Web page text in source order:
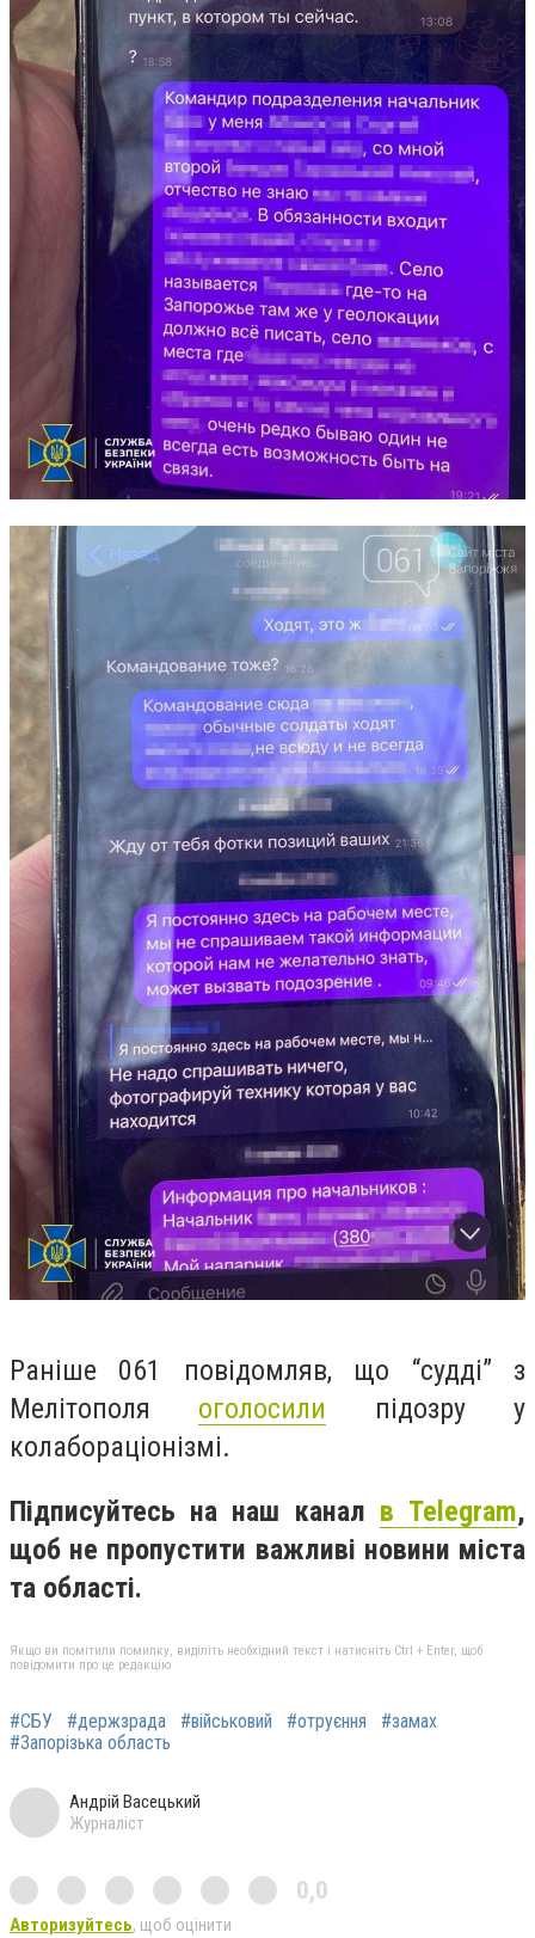
Раніше 061 повідомляв, що “судді” з
Мелітополя оголосили підозру у
колабораціонізмі.
Підписуйтесь на наш канал в Telegram,
щоб не пропустити важливі новини міста
та області.
Якщо ви помітили помилку, виділіть необхідний текст і натисніть Ctrl + Enter, щоб
повідомити про це редакцію
#СБУ #держзрада #військовий #отруєння
#замах
#Запорізька область
Андрій Васецький
Журналіст
0,0
Авторизуйтесь, щоб оцінити